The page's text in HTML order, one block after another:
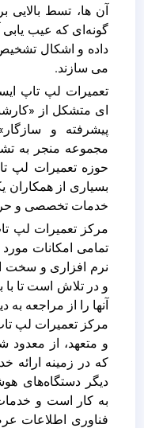
آن ها، تسط بالایی
گونه‌ای که عیب‌ یابی
داده و اشکال تشخیص
می سازند.
تعمیرات لپ تاپ
ای متشکل از
پیشرفته و
مجموعه منجر به
حوزه تعمیرات لپ
بسیاری از همکاران
خدمات تخصصی و
مرکز تعمیرات لپ
تمامی امکانات
نرم افزاری و سخت
و در تلاش است تا با
آنها را از مراجعه به
مرکز تعمیرات لپ
و متعهد، از
که در زمینه
دیگر دستگاه‌های
به کار است و
فناوری اطلاعات